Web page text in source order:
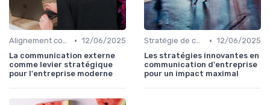
Alignement communication & stratégie business • 12/06/2025
La communication externe
comme levier stratégique
pour l'entreprise moderne
Stratégie de communication d’entreprise • 12/06/2025
Les stratégies innovantes en
communication d'entreprise
pour un impact maximal